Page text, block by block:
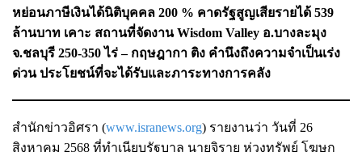
หย่อนภาษีเงินได้นิติบุคคล 200 % คาดรัฐสูญเสียรายได้ 539
ล้านบาท เคาะ สถานที่จัดงาน Wisdom Valley อ.บางละมุง
จ.ชลบุรี 250-350 ไร่– กฤษฎากา ติง คำนึงถึงความจำเป็นเร่ง
ด่วน ประโยชน์ที่จะได้รับและภาระทางการคลัง
สำนักข่าวอิศรา (www.isranews.org) รายงานว่า วันที่ 26
สิงหาคม 2568 ที่ทำเนียบรัฐบาล นายจิรายุ ห่วงทรัพย์ โฆษก